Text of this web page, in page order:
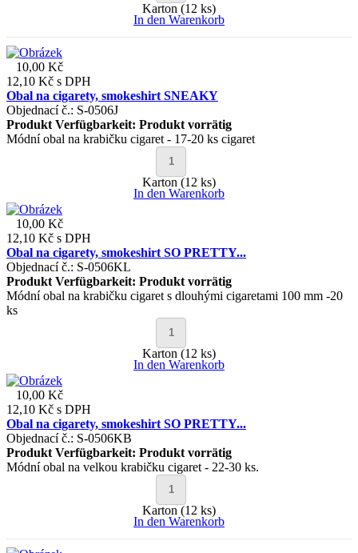
Karton (12 ks)
In den Warenkorb
10,00 Kč
12,10 Kč s DPH
Obal na cigarety, smokeshirt SNEAKY
Objednací č.: S-0506J
Produkt Verfügbarkeit: Produkt vorrätig
Módní obal na krabičku cigaret - 17-20 ks cigaret
Karton (12 ks)
In den Warenkorb
10,00 Kč
12,10 Kč s DPH
Obal na cigarety, smokeshirt SO PRETTY...
Objednací č.: S-0506KL
Produkt Verfügbarkeit: Produkt vorrätig
Módní obal na krabičku cigaret s dlouhými cigaretami 100 mm -20
ks
Karton (12 ks)
In den Warenkorb
10,00 Kč
12,10 Kč s DPH
Obal na cigarety, smokeshirt SO PRETTY...
Objednací č.: S-0506KB
Produkt Verfügbarkeit: Produkt vorrätig
Módní obal na velkou krabičku cigaret - 22-30 ks.
Karton (12 ks)
In den Warenkorb